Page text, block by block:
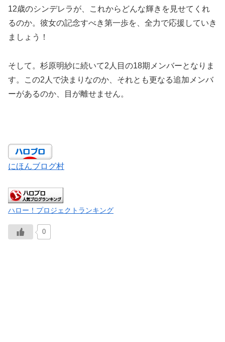
12歳のシンデレラが、これからどんな輝きを見せてくれ
るのか。彼女の記念すべき第一歩を、全力で応援していき
ましょう！
そして。杉原明紗に続いて2人目の18期メンバーとなりま
す。この2人で決まりなのか、それとも更なる追加メンバ
ーがあるのか、目が離せません。
にほんブログ村
ハロー！プロジェクトランキング
0